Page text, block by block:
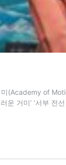
(Academy of
거미’ ‘서부